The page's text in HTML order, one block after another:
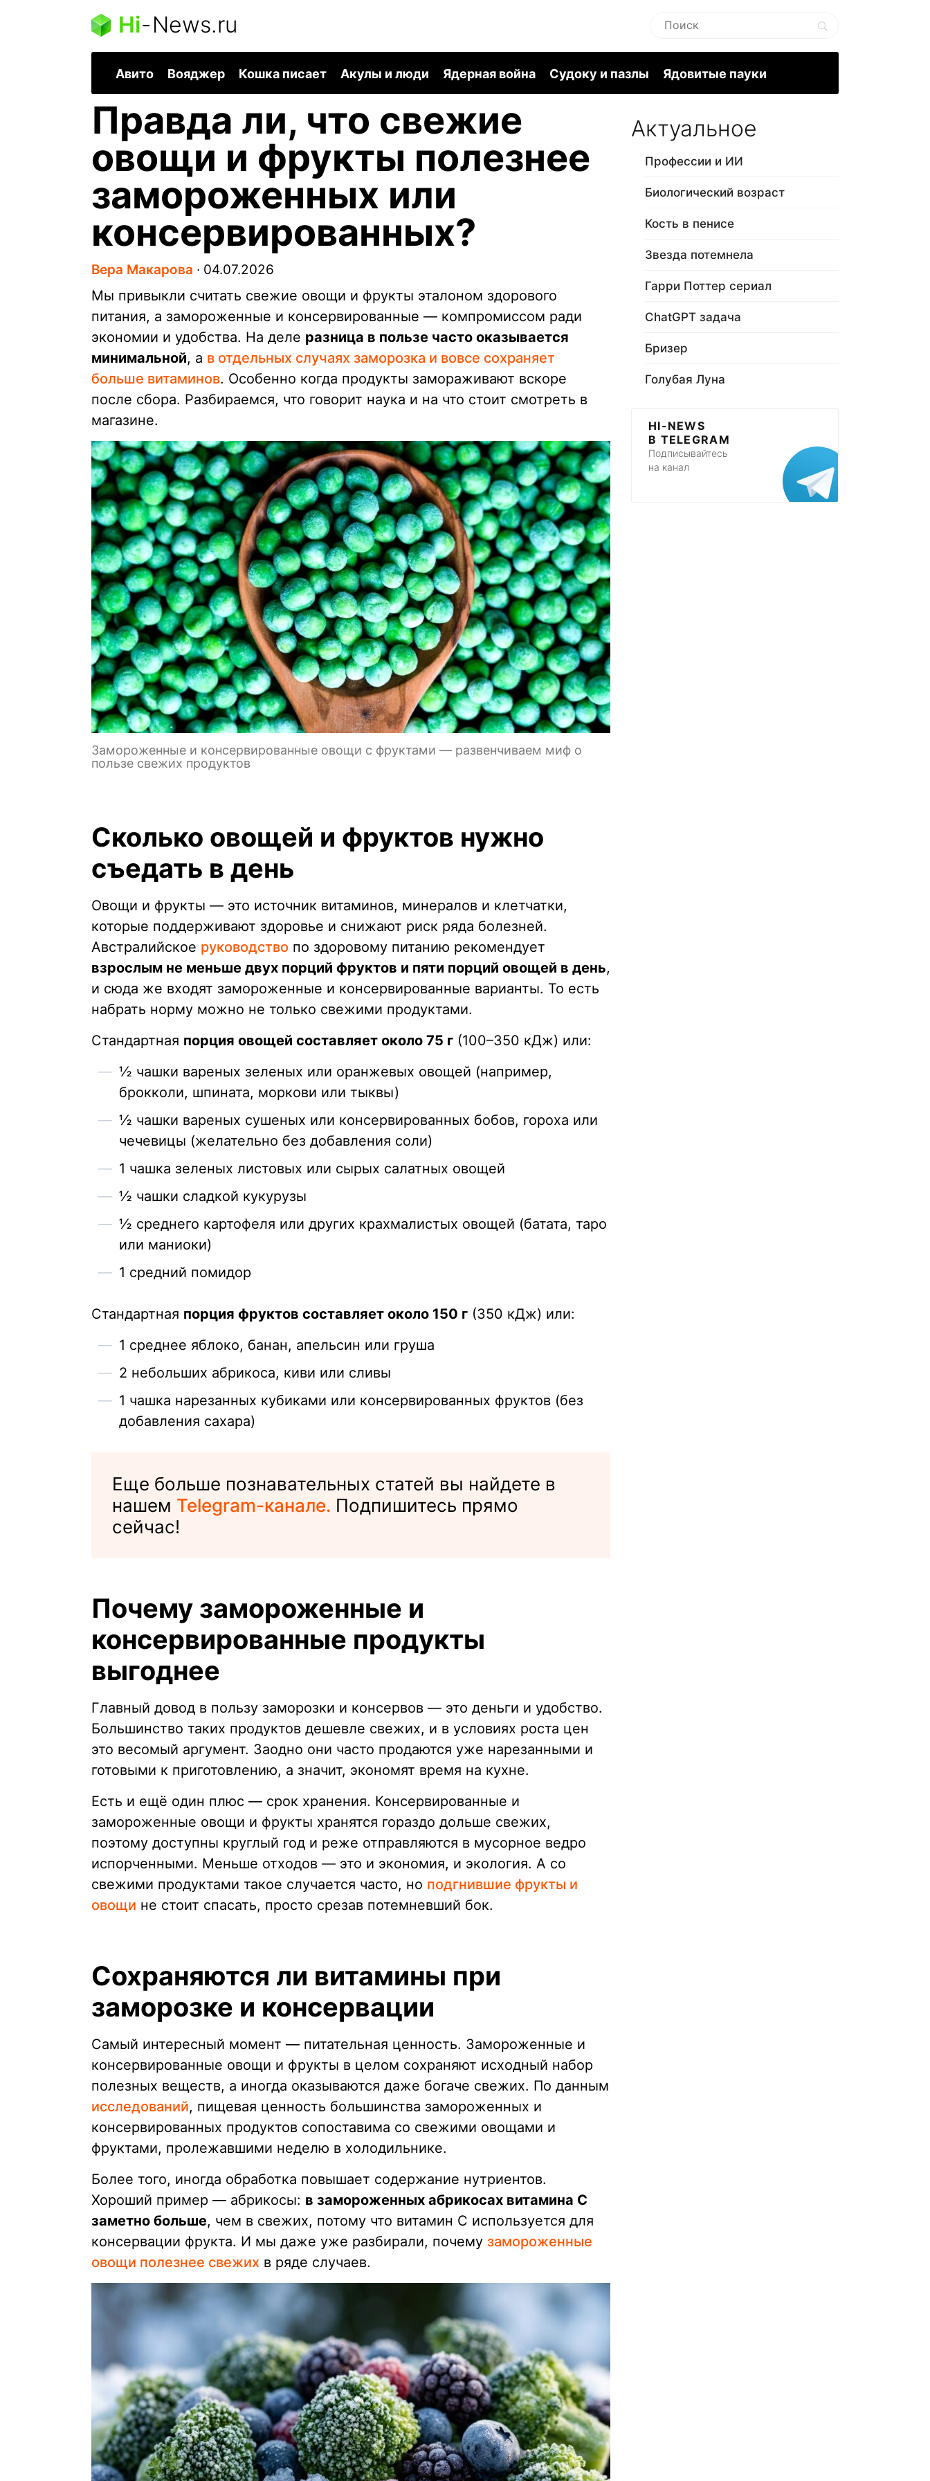
Hi-News.ru
Авито Вояджер Кошка писает Акулы и люди Ядерная война Судоку и пазлы Ядовитые пауки
Правда ли, что свежие
овощи и фрукты полезнее
замороженных или
консервированных?
Вера Макарова ∙ 04.07.2026
Мы привыкли считать свежие овощи и фрукты эталоном здорового
питания, а замороженные и консервированные — компромиссом ради
экономии и удобства. На деле разница в пользе часто оказывается
минимальной, а в отдельных случаях заморозка и вовсе сохраняет
больше витаминов. Особенно когда продукты замораживают вскоре
после сбора. Разбираемся, что говорит наука и на что стоит смотреть в
магазине.
Замороженные и консервированные овощи с фруктами — развенчиваем миф о
пользе свежих продуктов
Сколько овощей и фруктов нужно
съедать в день
Овощи и фрукты — это источник витаминов, минералов и клетчатки,
которые поддерживают здоровье и снижают риск ряда болезней.
Австралийское руководство по здоровому питанию рекомендует
взрослым не меньше двух порций фруктов и пяти порций овощей в день,
и сюда же входят замороженные и консервированные варианты. То есть
набрать норму можно не только свежими продуктами.
Стандартная порция овощей составляет около 75 г (100–350 кДж) или:
½ чашки вареных зеленых или оранжевых овощей (например,
брокколи, шпината, моркови или тыквы)
½ чашки вареных сушеных или консервированных бобов, гороха или
чечевицы (желательно без добавления соли)
1 чашка зеленых листовых или сырых салатных овощей
½ чашки сладкой кукурузы
½ среднего картофеля или других крахмалистых овощей (батата, таро
или маниоки)
1 средний помидор
Стандартная порция фруктов составляет около 150 г (350 кДж) или:
1 среднее яблоко, банан, апельсин или груша
2 небольших абрикоса, киви или сливы
1 чашка нарезанных кубиками или консервированных фруктов (без
добавления сахара)
Еще больше познавательных статей вы найдете в
нашем Telegram-канале. Подпишитесь прямо
сейчас!
Почему замороженные и
консервированные продукты
выгоднее
Главный довод в пользу заморозки и консервов — это деньги и удобство.
Большинство таких продуктов дешевле свежих, и в условиях роста цен
это весомый аргумент. Заодно они часто продаются уже нарезанными и
готовыми к приготовлению, а значит, экономят время на кухне.
Есть и ещё один плюс — срок хранения. Консервированные и
замороженные овощи и фрукты хранятся гораздо дольше свежих,
поэтому доступны круглый год и реже отправляются в мусорное ведро
испорченными. Меньше отходов — это и экономия, и экология. А со
свежими продуктами такое случается часто, но подгнившие фрукты и
овощи не стоит спасать, просто срезав потемневший бок.
Сохраняются ли витамины при
заморозке и консервации
Самый интересный момент — питательная ценность. Замороженные и
консервированные овощи и фрукты в целом сохраняют исходный набор
полезных веществ, а иногда оказываются даже богаче свежих. По данным
исследований, пищевая ценность большинства замороженных и
консервированных продуктов сопоставима со свежими овощами и
фруктами, пролежавшими неделю в холодильнике.
Более того, иногда обработка повышает содержание нутриентов.
Хороший пример — абрикосы: в замороженных абрикосах витамина C
заметно больше, чем в свежих, потому что витамин C используется для
консервации фрукта. И мы даже уже разбирали, почему замороженные
овощи полезнее свежих в ряде случаев.
Актуальное
Профессии и ИИ
Биологический возраст
Кость в пенисе
Звезда потемнела
Гарри Поттер сериал
ChatGPT задача
Бризер
Голубая Луна
HI-NEWS
В TELEGRAM
Подписывайтесь
на канал